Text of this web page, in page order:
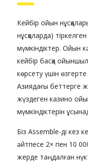
Кейбір ойын
нұсқаларда)
мүмкіндіктер. Ойын
кейбір басқа
көрсету үшін
Азиядағы беттерге
жүздеген казино
мүмкіндіктерін
Біз Assemble-ді кез
әйтпесе 2× пен 10
жерде таңдалған